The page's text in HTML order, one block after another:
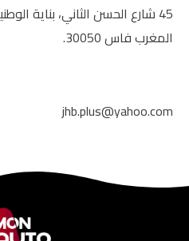
المغرب فاس 30050.
jhb.plus@yahoo.com